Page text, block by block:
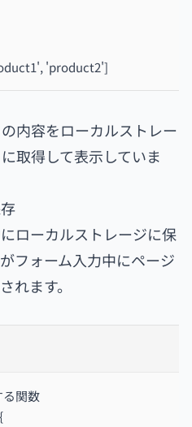
'product2']
内容をローカルストレー
取得して表示していま
ローカルストレージに保
フォーム入力中にページ
れます。
関数